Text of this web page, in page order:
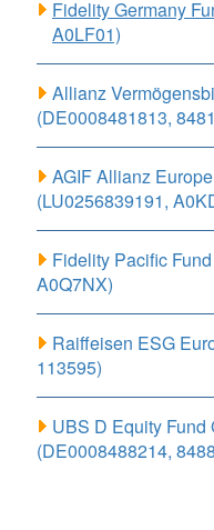
Fidelity Germany
A0LF01)
Allianz
(DE0008481813,
AGIF Allianz
(LU0256839191,
Fidelity Pacific
A0Q7NX)
Raiffeisen ESG
113595)
UBS D Equity Fund
(DE0008488214,